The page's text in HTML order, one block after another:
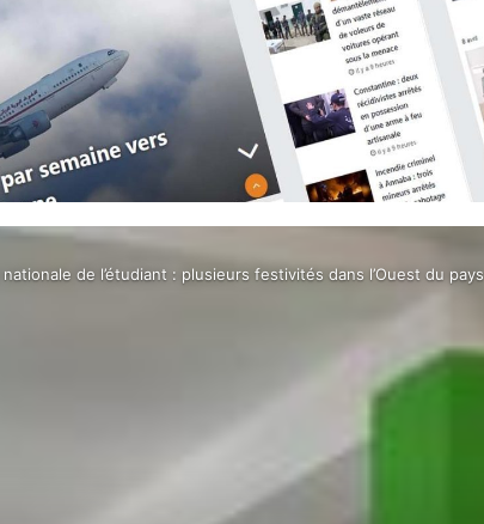
de l’étudiant : plusieurs festivités dans l’Ouest du pays